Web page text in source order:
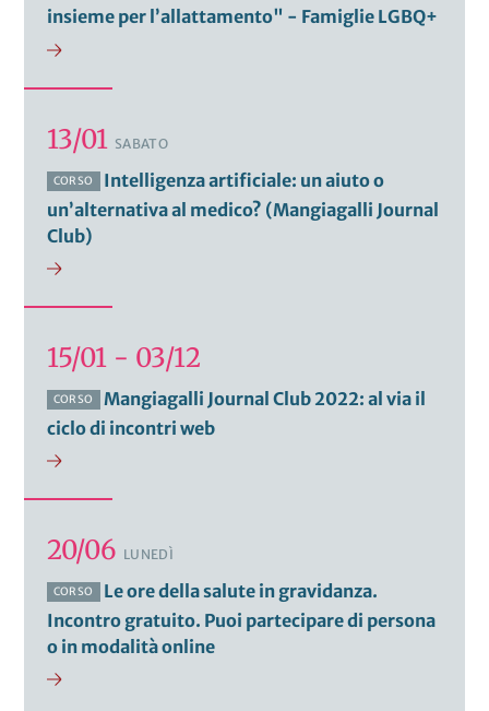
insieme per l’allattamento" - Famiglie LGBQ+
13/01 SABATO
CORSO
Intelligenza artificiale: un aiuto o
un’alternativa al medico? (Mangiagalli Journal
Club)
15/01 - 03/12
CORSO
Mangiagalli Journal Club 2022: al via il
ciclo di incontri web
20/06 LUNEDÌ
CORSO
Le ore della salute in gravidanza.
Incontro gratuito. Puoi partecipare di persona
o in modalità online